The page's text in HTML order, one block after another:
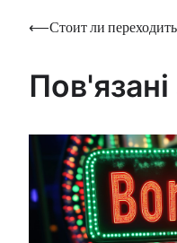
Навігація
⟵Стоит ли